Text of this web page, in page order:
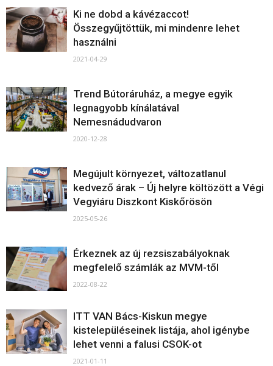
Ki ne dobd a kávézaccot!
Összegyűjtöttük, mi mindenre lehet
használni
2021-04-29
Trend Bútoráruház, a megye egyik
legnagyobb kínálatával
Nemesnádudvaron
2020-12-28
Megújult környezet, változatlanul
kedvező árak – Új helyre költözött a Végi
Vegyiáru Diszkont Kiskőrösön
2025-05-26
Érkeznek az új rezsiszabályoknak
megfelelő számlák az MVM-től
2022-08-22
ITT VAN Bács-Kiskun megye
kistelepüléseinek listája, ahol igénybe
lehet venni a falusi CSOK-ot
2021-01-11